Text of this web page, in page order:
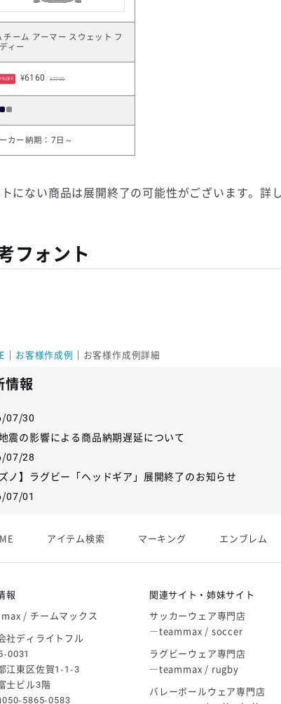
チーム アーマー スウェット フ
ィー
¥6160 ¥7700
カー納期：7日～
トにない商品は展開終了の可能性がございます。詳
フォント
お客様作成例 お客様作成例詳細
情報
07/30
震の影響による商品納期遅延について
07/28
ズノ】ラグビー「ヘッドギア」展開終了のお知らせ
07/01
06/09
デンウィーク休業のお知らせ
アイテム検索 マーキング エンブレム
報
/ チームマックス
社ディライトフル
0031
江東区佐賀1-1-3
士ビル3階
5865-0583
関連サイト・姉妹サイト
サッカーウェア専門店
―teammax / soccer
ラグビーウェア専門店
―teammax / rugby
バレーボールウェア専門店